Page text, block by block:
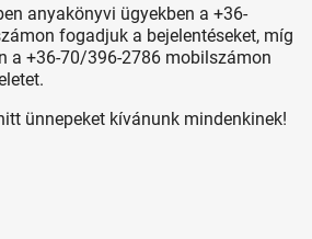
anyakönyvi ügyekben a +36-
fogadjuk a bejelentéseket, míg
a +36-70/396-2786 mobilszámon
ünnepeket kívánunk mindenkinek!